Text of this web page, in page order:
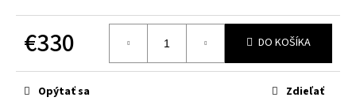
€330
cena:
DO KOŠÍKA
Opýtať sa Zdieľať
ú